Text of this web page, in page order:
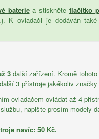
bateriea stiskněte tlačítko
K ovladači je dodáván
3 další zařízení. Kromě
3 přístroje jakékoliv
ovladačem ovládat až 4
napište prosím modely
navíc: 50 Kč.